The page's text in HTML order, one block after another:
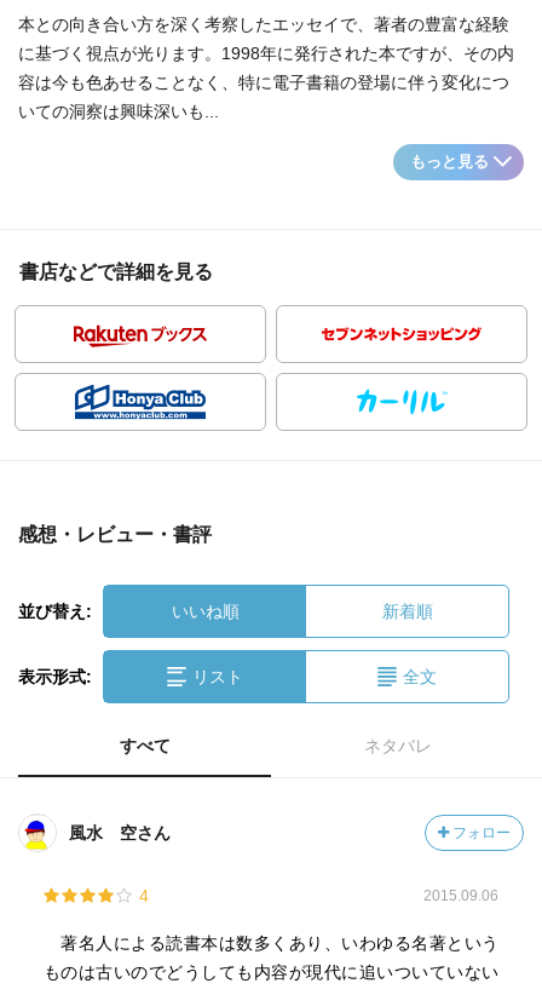
本との向き合い方を深く考察したエッセイで、著者の豊富な経験
に基づく視点が光ります。1998年に発行された本ですが、その内
容は今も色あせることなく、特に電子書籍の登場に伴う変化につ
いての洞察は興味深いも...
もっと見る
書店などで詳細を見る
感想・レビュー・書評
並び替え: いいね順 新着順
表示形式: リスト 全文
すべて ネタバレ
風水 空さん フォロー
4 2015.09.06
著名人による読書本は数多くあり、いわゆる名著という
ものは古いのでどうしても内容が現代に追いついていない